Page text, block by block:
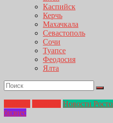
Каспийск
Керчь
Махачкала
Севастополь
Сочи
Туапсе
Феодосия
Ялта
Новости
бизнес